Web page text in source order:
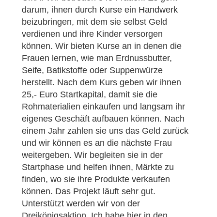
darum, ihnen durch Kurse ein Handwerk
beizubringen, mit dem sie selbst Geld
verdienen und ihre Kinder versorgen
können. Wir bieten Kurse an in denen die
Frauen lernen, wie man Erd­nussbutter,
Seife, Batikstoffe oder Suppenwürze
herstellt. Nach dem Kurs geben wir ihnen
25,- Euro Startkapital, damit sie die
Rohmaterialien einkaufen und langsam ihr
eigenes Geschäft aufbauen können. Nach
einem Jahr zahlen sie uns das Geld zurück
und wir können es an die nächste Frau
weitergeben. Wir begleiten sie in der
Startphase und helfen ihnen, Märkte zu
finden, wo sie ihre Produkte verkaufen
können. Das Projekt läuft sehr gut.
Unterstützt werden wir von der